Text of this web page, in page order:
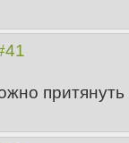
притянуть